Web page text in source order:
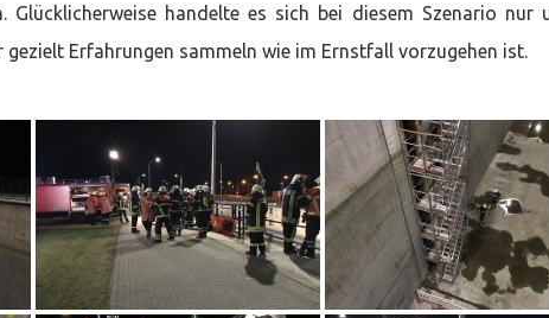
Glücklicherweise handelte es sich bei diesem Szenario nur
Erfahrungen sammeln wie im Ernstfall vorzugehen ist.